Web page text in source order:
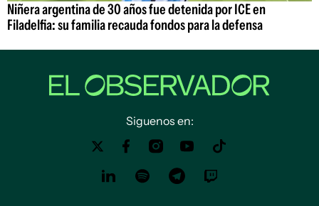
Niñera argentina de 30 años fue detenida por ICE en
Filadelfia: su familia recauda fondos para la defensa
Siguenos en: